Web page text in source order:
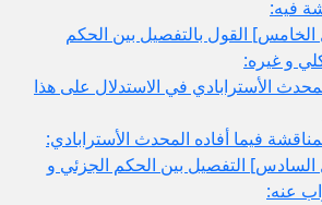
فيه:
القول بالتفصيل بين الحكم
و غيره:
الأسترابادي في الاستدلال على هذا
فيما أفاده المحدث الأسترابادي:
التفصيل بين الحكم الجزئي و
عنه: